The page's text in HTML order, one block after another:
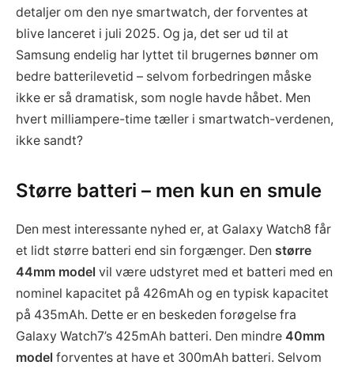
detaljer om den nye smartwatch, der forventes at
blive lanceret i juli 2025. Og ja, det ser ud til at
Samsung endelig har lyttet til brugernes bønner om
bedre batterilevetid – selvom forbedringen måske
ikke er så dramatisk, som nogle havde håbet. Men
hvert milliampere-time tæller i smartwatch-verdenen,
ikke sandt?
Større batteri – men kun en smule
Den mest interessante nyhed er, at Galaxy Watch8 får
et lidt større batteri end sin forgænger. Den større
44mm model vil være udstyret med et batteri med en
nominel kapacitet på 426mAh og en typisk kapacitet
på 435mAh. Dette er en beskeden forøgelse fra
Galaxy Watch7’s 425mAh batteri. Den mindre 40mm
model forventes at have et 300mAh batteri. Selvom